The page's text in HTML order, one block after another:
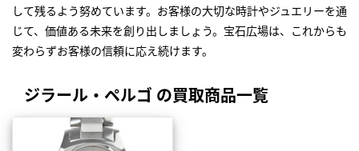
して残るよう努めています。お客様の大切な時計やジュエリーを通
じて、価値ある未来を創り出しましょう。宝石広場は、これからも
変わらずお客様の信頼に応え続けます。
ジラール・ペルゴ の買取商品一覧